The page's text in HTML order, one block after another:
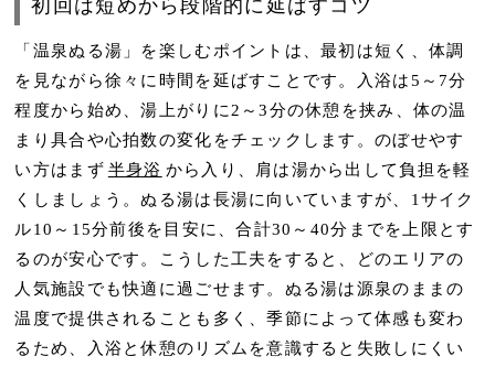
初回は短めから段階的に延ばすコツ
「温泉ぬる湯」を楽しむポイントは、最初は短く、体調
を見ながら徐々に時間を延ばす ことです。入浴は5～7分
程度から始め、湯上がりに2～3分の休憩を挟み、体の温
まり具合や心拍数の変化をチェックします。のぼせやす
い方はまず 半身浴 から入り、肩は湯から出して負担を軽
くしましょう。ぬる湯は長湯に向いていますが、 1サイク
ル10～15分前後 を目安に、合計30～40分までを上限とす
るのが安心です。こうした工夫をすると、どのエリアの
人気施設でも快適に過ごせます。ぬる湯は源泉のままの
温度で提供されることも多く、季節によって体感も変わ
るため、
入浴と休憩のリズム を意識すると失敗しにくい